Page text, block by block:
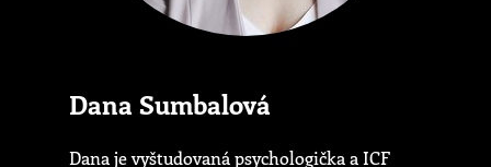
Dana Sumbalová
Dana je vyštudovaná psychologička a ICF